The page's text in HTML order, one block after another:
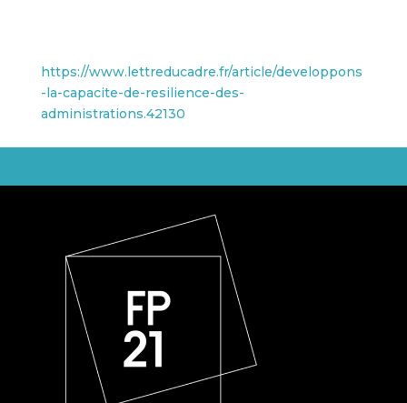
https://www.lettreducadre.fr/article/developpons
-la-capacite-de-resilience-des-
administrations.42130